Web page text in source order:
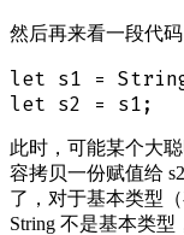
然后再来看一段代码
let s1 =
此时，可能某个大
容拷贝一份赋值给
了，对于基本类型
String 不是基本类